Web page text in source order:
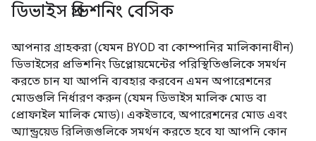
ডিভাইস প্রভিশনিং বেসিক
আপনার গ্রাহকরা (যেমন BYOD বা কোম্পানির মালিকানাধীন)
ডিভাইসের প্রভিশনিং ডিপ্লোয়মেন্টের পরিস্থিতিগুলিকে সমর্থন
করতে চান যা আপনি ব্যবহার করবেন এমন অপারেশনের
মোডগুলি নির্ধারণ করুন (যেমন ডিভাইস মালিক মোড বা
প্রোফাইল মালিক মোড)। একইভাবে, অপারেশনের মোড এবং
অ্যান্ড্রয়েড রিলিজগুলিকে সমর্থন করতে হবে যা আপনি কোন